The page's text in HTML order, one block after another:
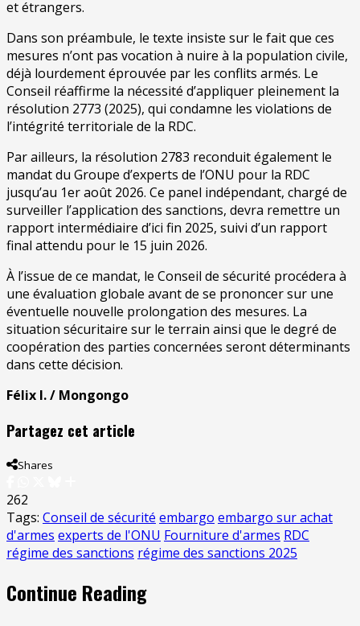
et étrangers.
Dans son préambule, le texte insiste sur le fait que ces
mesures n’ont pas vocation à nuire à la population civile,
déjà lourdement éprouvée par les conflits armés. Le
Conseil réaffirme la nécessité d’appliquer pleinement la
résolution 2773 (2025), qui condamne les violations de
l’intégrité territoriale de la RDC.
Par ailleurs, la résolution 2783 reconduit également le
mandat du Groupe d’experts de l’ONU pour la RDC
jusqu’au 1er août 2026. Ce panel indépendant, chargé de
surveiller l’application des sanctions, devra remettre un
rapport intermédiaire d’ici fin 2025, suivi d’un rapport
final attendu pour le 15 juin 2026.
À l’issue de ce mandat, le Conseil de sécurité procédera à
une évaluation globale avant de se prononcer sur une
éventuelle nouvelle prolongation des mesures. La
situation sécuritaire sur le terrain ainsi que le degré de
coopération des parties concernées seront déterminants
dans cette décision.
Félix I. / Mongongo
Partagez cet article
Shares
262
Tags: Conseil de sécurité embargo embargo sur achat
d'armes experts de l'ONU Fourniture d'armes RDC
régime des sanctions régime des sanctions 2025
Continue Reading